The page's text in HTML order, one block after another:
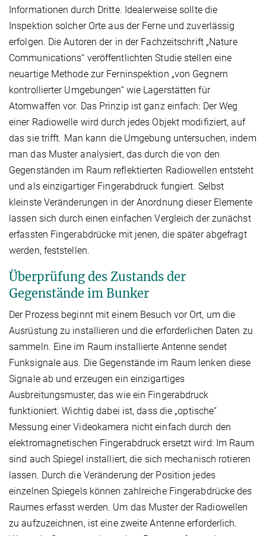
Informationen durch Dritte. Idealerweise sollte die
Inspektion solcher Orte aus der Ferne und zuverlässig
erfolgen. Die Autoren der in der Fachzeitschrift „Nature
Communications“ veröffentlichten Studie stellen eine
neuartige Methode zur Ferninspektion „von Gegnern
kontrollierter Umgebungen“ wie Lagerstätten für
Atomwaffen vor. Das Prinzip ist ganz einfach: Der Weg
einer Radiowelle wird durch jedes Objekt modifiziert, auf
das sie trifft. Man kann die Umgebung untersuchen, indem
man das Muster analysiert, das durch die von den
Gegenständen im Raum reflektierten Radiowellen entsteht
und als einzigartiger Fingerabdruck fungiert. Selbst
kleinste Veränderungen in der Anordnung dieser Elemente
lassen sich durch einen einfachen Vergleich der zunächst
erfassten Fingerabdrücke mit jenen, die später abgefragt
werden, feststellen.
Überprüfung des Zustands der
Gegenstände im Bunker
Der Prozess beginnt mit einem Besuch vor Ort, um die
Ausrüstung zu installieren und die erforderlichen Daten zu
sammeln. Eine im Raum installierte Antenne sendet
Funksignale aus. Die Gegenstände im Raum lenken diese
Signale ab und erzeugen ein einzigartiges
Ausbreitungsmuster, das wie ein Fingerabdruck
funktioniert. Wichtig dabei ist, dass die „optische“
Messung einer Videokamera nicht einfach durch den
elektromagnetischen Fingerabdruck ersetzt wird: Im Raum
sind auch Spiegel installiert, die sich mechanisch rotieren
lassen. Durch die Veränderung der Position jedes
einzelnen Spiegels können zahlreiche Fingerabdrücke des
Raumes erfasst werden. Um das Muster der Radiowellen
zu aufzuzeichnen, ist eine zweite Antenne erforderlich.